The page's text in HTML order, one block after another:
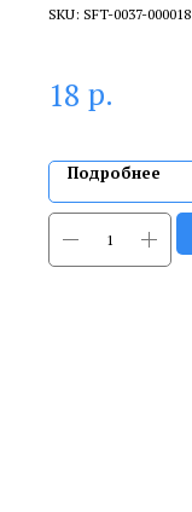
SKU: SFT-0037-000018
18 р.
Подробнее